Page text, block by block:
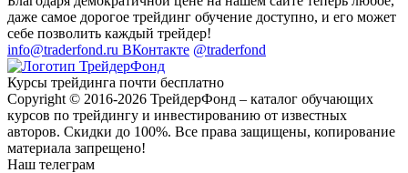
даже самое дорогое трейдинг обучение доступно, и его может
себе позволить каждый трейдер!
info@traderfond.ru ВКонтакте @traderfond
Курсы трейдинга почти бесплатно
Copyright © 2016-2026 ТрейдерФонд – каталог обучающих
курсов по трейдингу и инвестированию от известных
авторов. Скидки до 100%. Все права защищены, копирование
материала запрещено!
Наш телеграм